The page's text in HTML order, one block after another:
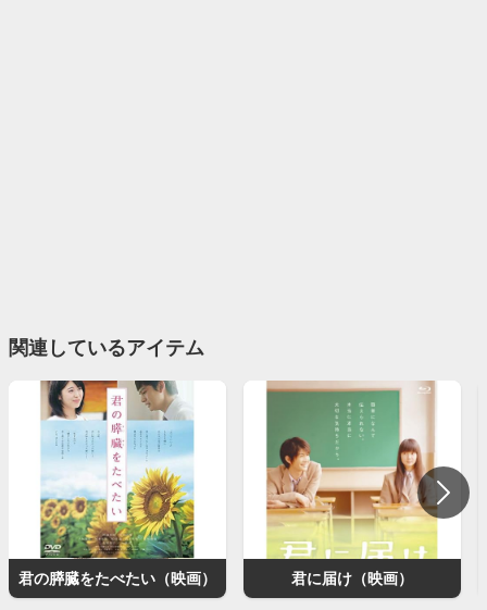
関連しているアイテム
君の膵臓をたべたい（映画） 君に届け（映画）